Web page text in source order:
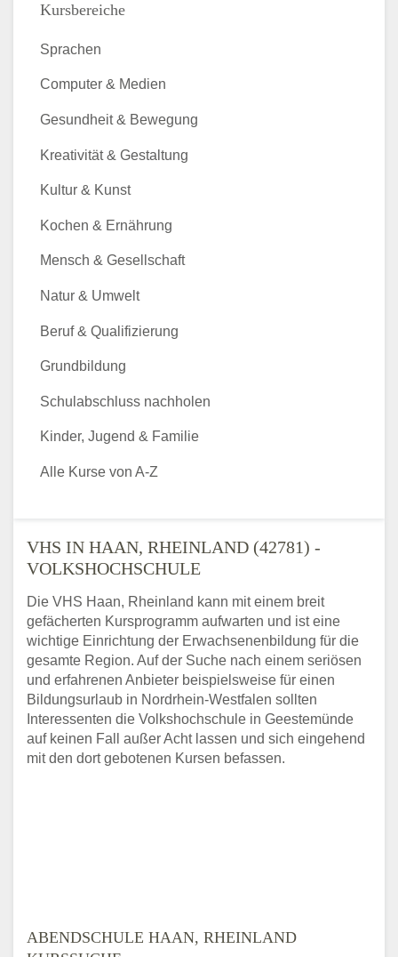
VHS IN HAAN, RHEINLAND (42781) -
VOLKSHOCHSCHULE
Die VHS Haan, Rheinland kann mit einem breit
gefächerten Kursprogramm aufwarten und ist eine
wichtige Einrichtung der Erwachsenenbildung für die
gesamte Region. Auf der Suche nach einem seriösen
und erfahrenen Anbieter beispielsweise für einen
Bildungsurlaub in Nordrhein-Westfalen sollten
Interessenten die Volkshochschule in Geestemünde
auf keinen Fall außer Acht lassen und sich eingehend
mit den dort gebotenen Kursen befassen.
ABENDSCHULE HAAN, RHEINLAND
Kursbereiche
Sprachen
Computer & Medien
Gesundheit & Bewegung
Kreativität & Gestaltung
Kultur & Kunst
Kochen & Ernährung
Mensch & Gesellschaft
Natur & Umwelt
Beruf & Qualifizierung
Grundbildung
Schulabschluss nachholen
Kinder, Jugend & Familie
Alle Kurse von A-Z